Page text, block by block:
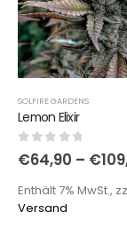
SOLFIRE GARDENS
Lemon Elixir
0out of 5
€64,90 – €
Enthält 7% MwSt.,
Versand